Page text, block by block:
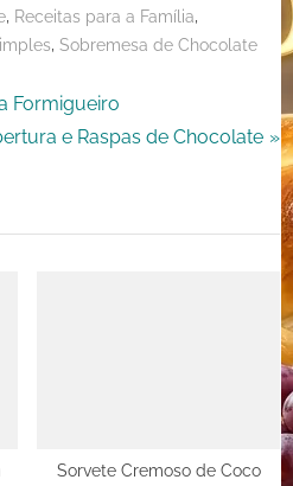
, Receitas para a Família,
, Sobremesa de Chocolate
Formigueiro
e Raspas de Chocolate
Sorvete Cremoso de Coco